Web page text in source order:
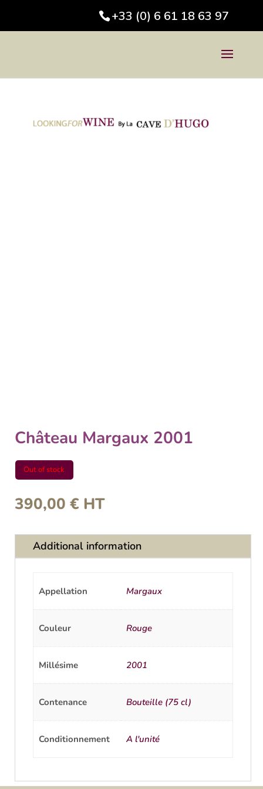
+33 (0) 6 61 18 63 97
Château Margaux 2001
Out of stock
390,00 € HT
Additional information
Appellation Margaux
Couleur Rouge
Millésime 2001
Contenance Bouteille (75 cl)
Conditionnement A l'unité